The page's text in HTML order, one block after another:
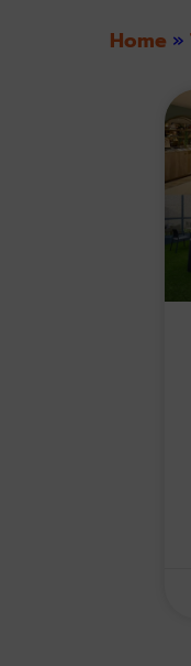
Home »